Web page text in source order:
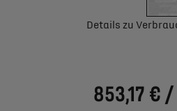
Details zu
853,17 €